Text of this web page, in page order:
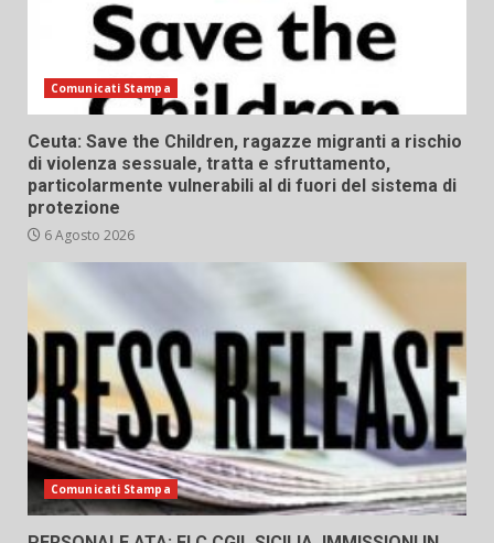
Comunicati Stampa
Ceuta: Save the Children, ragazze migranti a rischio
di violenza sessuale, tratta e sfruttamento,
particolarmente vulnerabili al di fuori del sistema di
protezione
6 Agosto 2026
Comunicati Stampa